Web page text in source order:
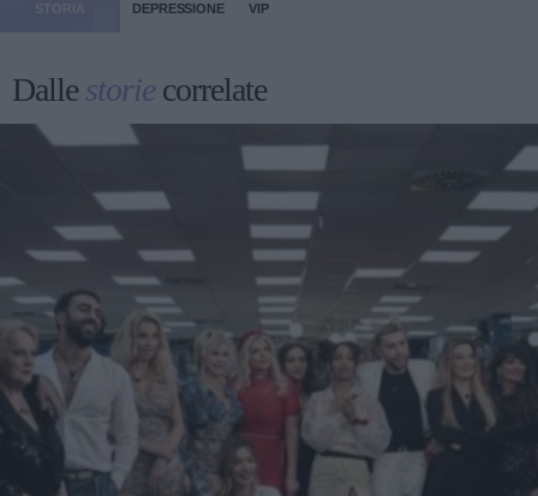
DEPRESSIONE VIP
Dallestorie correlate